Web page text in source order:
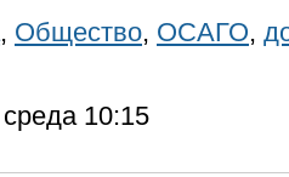
, Общество, ОСАГО,
10:15